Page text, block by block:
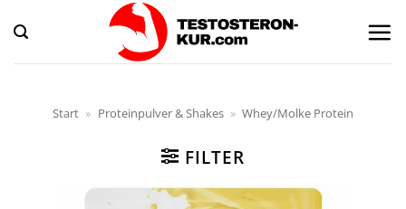
Inhalt
springen
Start » Proteinpulver & Shakes » Whey/Molke Protein
FILTER